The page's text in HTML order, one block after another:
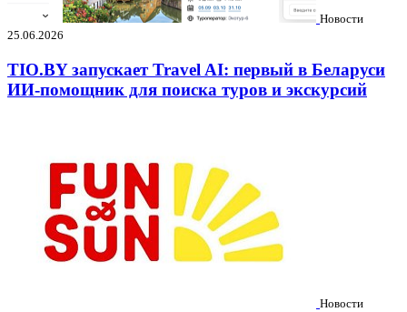
Новости
25.06.2026
TIO.BY запускает Travel AI: первый в Беларуси
ИИ-помощник для поиска туров и экскурсий
Новости